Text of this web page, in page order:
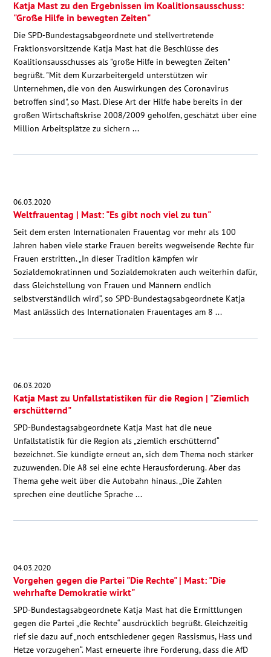
Katja Mast zu den Ergebnissen im Koalitionsausschuss:
"Große Hilfe in bewegten Zeiten"
Die SPD-Bundestagsabgeordnete und stellvertretende
Fraktionsvorsitzende Katja Mast hat die Beschlüsse des
Koalitionsausschusses als "große Hilfe in bewegten Zeiten"
begrüßt. "Mit dem Kurzarbeitergeld unterstützen wir
Unternehmen, die von den Auswirkungen des Coronavirus
betroffen sind", so Mast. Diese Art der Hilfe habe bereits in der
großen Wirtschaftskrise 2008/2009 geholfen, geschätzt über eine
Million Arbeitsplätze zu sichern ...
06.03.2020
Weltfrauentag | Mast: "Es gibt noch viel zu tun"
Seit dem ersten Internationalen Frauentag vor mehr als 100
Jahren haben viele starke Frauen bereits wegweisende Rechte für
Frauen erstritten. „In dieser Tradition kämpfen wir
Sozialdemokratinnen und Sozialdemokraten auch weiterhin dafür,
dass Gleichstellung von Frauen und Männern endlich
selbstverständlich wird“, so SPD-Bundestagsabgeordnete Katja
Mast anlässlich des Internationalen Frauentages am 8 ...
06.03.2020
Katja Mast zu Unfallstatistiken für die Region | "Ziemlich
erschütternd"
SPD-Bundestagsabgeordnete Katja Mast hat die neue
Unfallstatistik für die Region als „ziemlich erschütternd“
bezeichnet. Sie kündigte erneut an, sich dem Thema noch stärker
zuzuwenden. Die A8 sei eine echte Herausforderung. Aber das
Thema gehe weit über die Autobahn hinaus. „Die Zahlen
sprechen eine deutliche Sprache ...
04.03.2020
Vorgehen gegen die Partei "Die Rechte" | Mast: "Die
wehrhafte Demokratie wirkt"
SPD-Bundestagsabgeordnete Katja Mast hat die Ermittlungen
gegen die Partei „die Rechte“ ausdrücklich begrüßt. Gleichzeitig
rief sie dazu auf „noch entschiedener gegen Rassismus, Hass und
Hetze vorzugehen“. Mast erneuerte ihre Forderung, dass die AfD